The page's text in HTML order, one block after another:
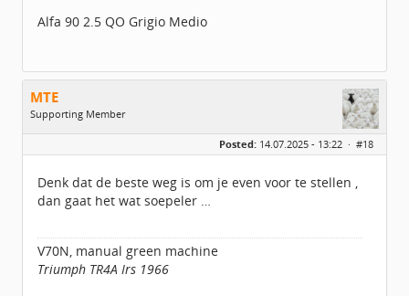
Alfa 90 2.5 QO Grigio Medio
MTE
Supporting Member
Geslacht:
Leeftijd:
55
Geregistreerd:02 / 2021
Posted: 14.07.2025 - 13:22 · #18
Denk dat de beste weg is om je even voor te stellen ,
dan gaat het wat soepeler …
V70N, manual green machine
Triumph TR4A Irs 1966